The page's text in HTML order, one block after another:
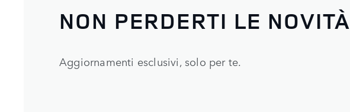
NON PERDERTI LE NOVITÀ
Aggiornamenti esclusivi, solo per te.